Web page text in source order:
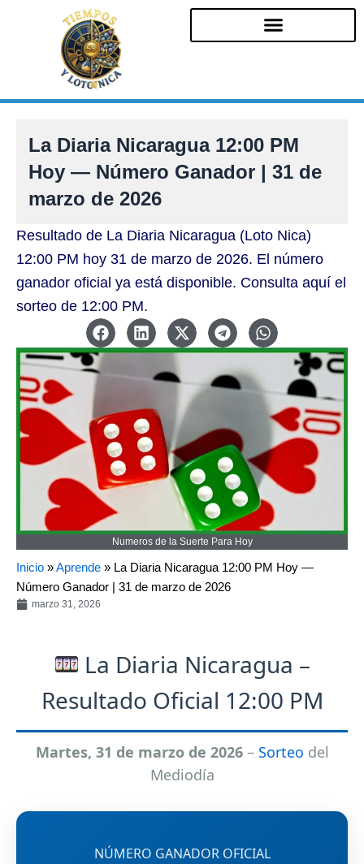
La Diaria Nicaragua 12:00 PM
Hoy — Número Ganador | 31 de
marzo de 2026
Resultado de La Diaria Nicaragua (Loto Nica)
12:00 PM hoy 31 de marzo de 2026. El número
ganador oficial ya está disponible. Consulta aquí el
sorteo de 12:00 PM.
Numeros de la Suerte Para Hoy
Inicio »Aprende » La Diaria Nicaragua 12:00 PM Hoy —
Número Ganador | 31 de marzo de 2026
marzo 31, 2026
La Diaria Nicaragua –
Resultado Oficial 12:00 PM
Martes, 31 de marzo de 2026– Sorteo del
Mediodía
NÚMERO GANADOR OFICIAL